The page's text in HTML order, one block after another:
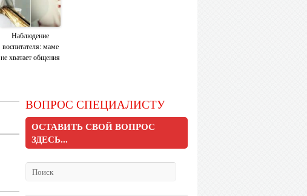
Наблюдение
воспитателя: маме
не хватает общения
ВОПРОС СПЕЦИАЛИСТУ
ОСТАВИТЬ СВОЙ ВОПРОС
ЗДЕСЬ...